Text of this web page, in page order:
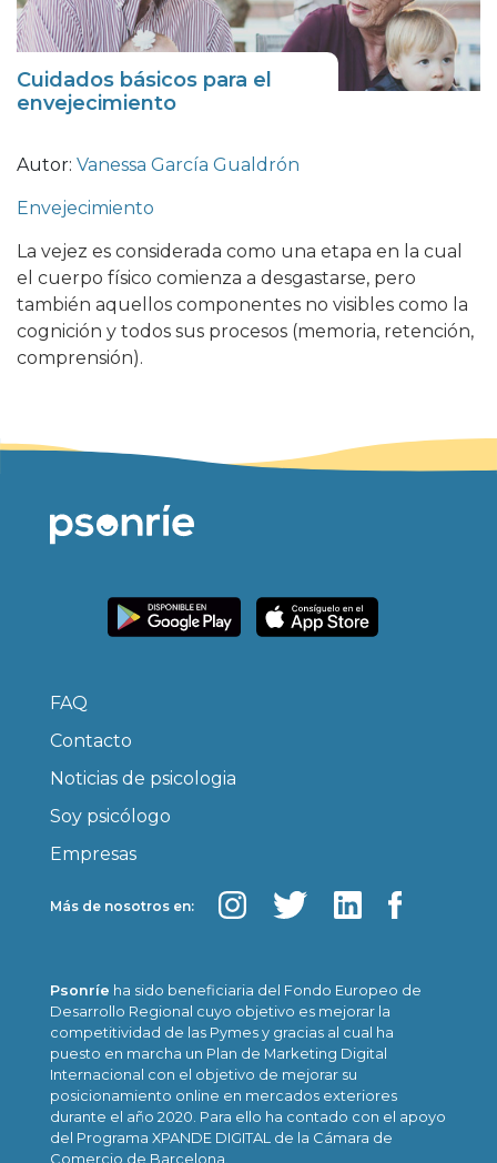
Cuidados básicos para el
envejecimiento
Autor: Vanessa García Gualdrón
Envejecimiento
La vejez es considerada como una etapa en la cual
el cuerpo físico comienza a desgastarse, pero
también aquellos componentes no visibles como la
cognición y todos sus procesos (memoria, retención,
comprensión).
FAQ
Contacto
Noticias de psicologia
Soy psicólogo
Empresas
Más de nosotros en:
Psonríe ha sido beneficiaria del Fondo Europeo de
Desarrollo Regional cuyo objetivo es mejorar la
competitividad de las Pymes y gracias al cual ha
puesto en marcha un Plan de Marketing Digital
Internacional con el objetivo de mejorar su
posicionamiento online en mercados exteriores
durante el año 2020. Para ello ha contado con el apoyo
del Programa XPANDE DIGITAL de la Cámara de
Comercio de Barcelona.